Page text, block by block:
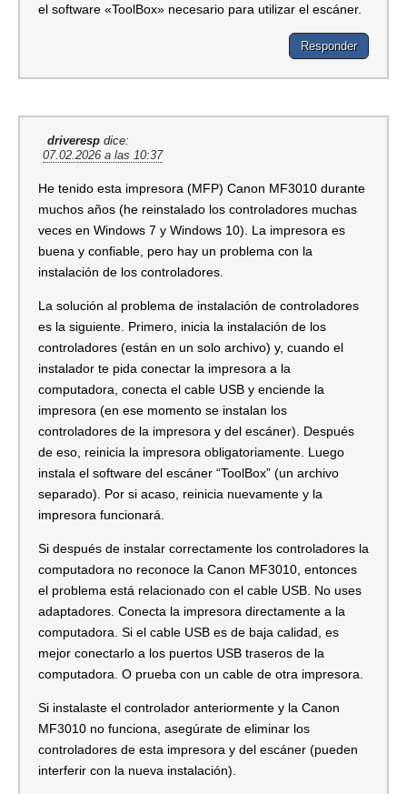
el software «ToolBox» necesario para utilizar el escáner.
Responder
driveresp dice:
07.02.2026 a las 10:37
He tenido esta impresora (MFP) Canon MF3010 durante
muchos años (he reinstalado los controladores muchas
veces en Windows 7 y Windows 10). La impresora es
buena y confiable, pero hay un problema con la
instalación de los controladores.
La solución al problema de instalación de controladores
es la siguiente. Primero, inicia la instalación de los
controladores (están en un solo archivo) y, cuando el
instalador te pida conectar la impresora a la
computadora, conecta el cable USB y enciende la
impresora (en ese momento se instalan los
controladores de la impresora y del escáner). Después
de eso, reinicia la impresora obligatoriamente. Luego
instala el software del escáner “ToolBox” (un archivo
separado). Por si acaso, reinicia nuevamente y la
impresora funcionará.
Si después de instalar correctamente los controladores la
computadora no reconoce la Canon MF3010, entonces
el problema está relacionado con el cable USB. No uses
adaptadores. Conecta la impresora directamente a la
computadora. Si el cable USB es de baja calidad, es
mejor conectarlo a los puertos USB traseros de la
computadora. O prueba con un cable de otra impresora.
Si instalaste el controlador anteriormente y la Canon
MF3010 no funciona, asegúrate de eliminar los
controladores de esta impresora y del escáner (pueden
interferir con la nueva instalación).